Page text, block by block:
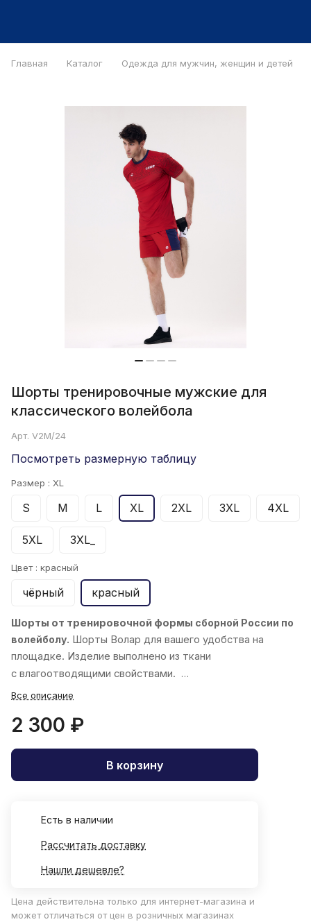
Главная Каталог Одежда для мужчин, женщин и детей
Шорты тренировочные мужские для
классического волейбола
Арт. V2M/24
Посмотреть размерную таблицу
Размер : XL
S M L XL 2XL 3XL 4XL
5XL 3XL_
Цвет : красный
чёрный красный
Шорты от тренировочной формы сборной России по
волейболу. Шорты Волар для вашего удобства на
площадке. Изделие выполнено из ткани
с влагоотводящими свойствами.
Все описание
2 300 ₽
В корзину
Есть в наличии
Рассчитать доставку
Нашли дешевле?
Цена действительна только для интернет-магазина и
может отличаться от цен в розничных магазинах